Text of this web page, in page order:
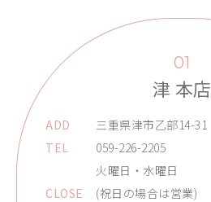
01
津 本店
ADD
三重県津市乙部14-31
TEL
059-226-2205
CLOSE
火曜日・水曜日
(祝日の場合は営業)